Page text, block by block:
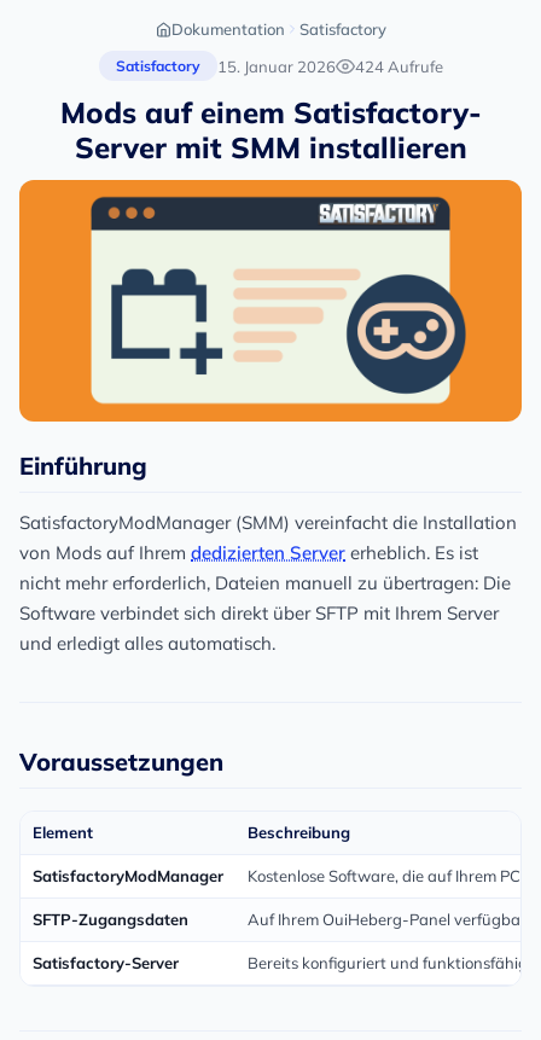
Dokumentation Satisfactory
Satisfactory 15. Januar 2026 424 Aufrufe
Mods auf einem Satisfactory-
Server mit SMM installieren
Einführung
SatisfactoryModManager (SMM) vereinfacht die Installation
von Mods auf Ihrem dedizierten Server erheblich. Es ist
nicht mehr erforderlich, Dateien manuell zu übertragen: Die
Software verbindet sich direkt über SFTP mit Ihrem Server
und erledigt alles automatisch.
Voraussetzungen
Element Beschreibung
SatisfactoryModManager Kostenlose Software, die auf Ihrem PC
SFTP-Zugangsdaten Auf Ihrem OuiHeberg-Panel verfügbar
Satisfactory-Server Bereits konfiguriert und funktionsfähig